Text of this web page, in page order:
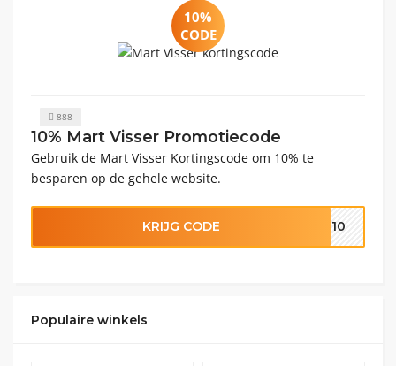
10%
CODE
888
10% Mart Visser Promotiecode
Gebruik de Mart Visser Kortingscode om 10% te
besparen op de gehele website.
KRIJG CODE OM10
Populaire winkels